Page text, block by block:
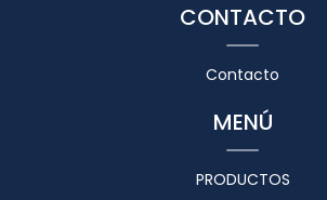
CONTACTO
Contacto
MENÚ
PRODUCTOS